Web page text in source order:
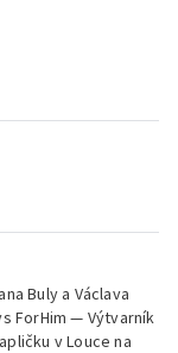
Buly a Václava
ForHim — Výtvarník
v Louce na